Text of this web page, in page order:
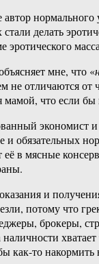
делать
эротического
мне, что «
не отличаются
что если
экономист
обязательных
в мясные
и
потому что
брокеры,
наличности
как-то